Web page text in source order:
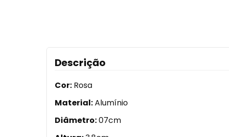
Descrição
Cor: Rosa
Material:Alumínio
Diâmetro:07cm